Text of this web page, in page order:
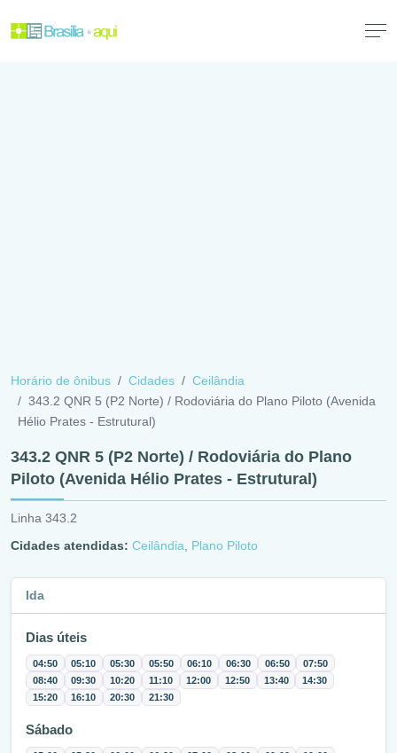
Horário de ônibus Cidades
Ceilândia
343.2 QNR 5 (P2 Norte) / Rodoviária do Plano Piloto (Avenida
Hélio Prates - Estrutural)
343.2 QNR 5 (P2 Norte) / Rodoviária do Plano
Piloto (Avenida Hélio Prates - Estrutural)
Linha 343.2
Cidades atendidas: Ceilândia Plano Piloto
Ida
Dias úteis
04:50 05:10 05:30 05:50 06:10 06:30 06:50
07:50
08:40
09:30 10:20 11:10 12:00 12:50 13:40
14:30
15:20
16:10 20:30 21:30
Sábado